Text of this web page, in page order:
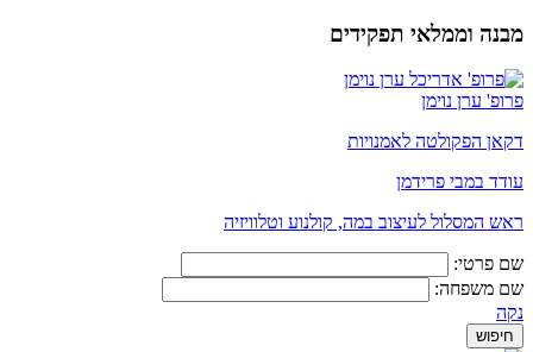
מבנה וממלאי תפקידים
פרופ' ערן נוימן
דקאן הפקולטה לאמנויות
עודד במבי פרידמן
ראש המסלול לעיצוב במה, קולנוע וטלוויזיה
שם פרטי:
שם משפחה:
נקה